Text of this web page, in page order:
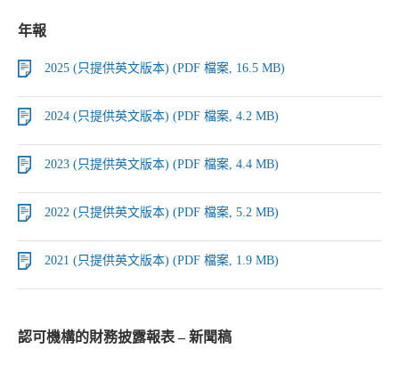
年報
2025 (只提供英文版本) (PDF 檔案, 16.5 MB)
2024 (只提供英文版本) (PDF 檔案, 4.2 MB)
2023 (只提供英文版本) (PDF 檔案, 4.4 MB)
2022 (只提供英文版本) (PDF 檔案, 5.2 MB)
2021 (只提供英文版本) (PDF 檔案, 1.9 MB)
認可機構的財務披露報表 – 新聞稿